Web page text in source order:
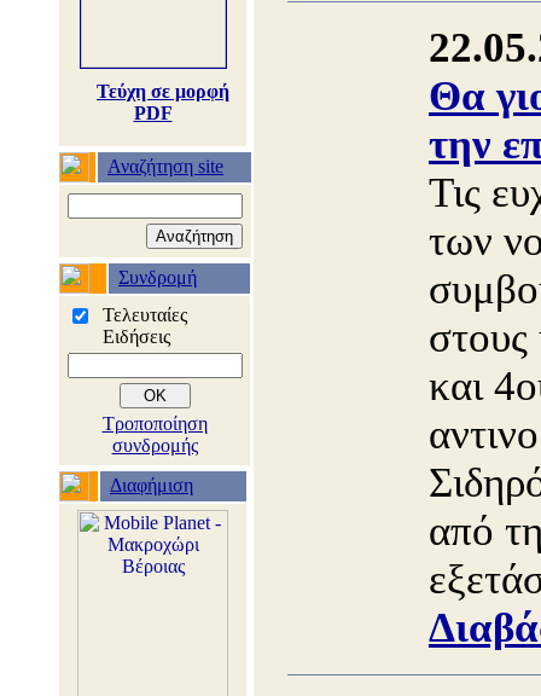
Τεύχη σε μορφή
PDF
Αναζήτηση site
Συνδρομή
Τελευταίες
Ειδήσεις
Τροποποίηση
συνδρομής
Διαφήμιση
Θα
την
Τις
των
και
από